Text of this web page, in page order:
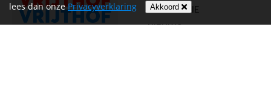
INFORMATIE
NIEUWS
lees dan onzePrivacyverklaring Akkoord